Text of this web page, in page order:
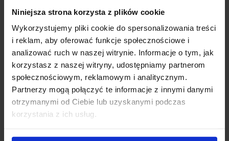
Niniejsza strona korzysta z plików cookie
Wykorzystujemy pliki cookie do spersonalizowania treści
i reklam, aby oferować funkcje społecznościowe i
analizować ruch w naszej witrynie. Informacje o tym, jak
korzystasz z naszej witryny, udostępniamy partnerom
społecznościowym, reklamowym i analitycznym.
Partnerzy mogą połączyć te informacje z innymi danymi
otrzymanymi od Ciebie lub uzyskanymi podczas
korzystania z ich usług.
OXYLED MULTILINE
GLOBE P lampa
wisząca LED na magnes
528,90 zł
Zobacz szczegóły
OXYLED MULTILINE
końcówka zasilająca do
43,05 zł
Zobacz szczegóły